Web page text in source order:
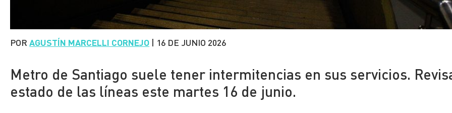
PORAGUSTÍN MARCELLI CORNEJO | 16 DE JUNIO 2026
Metro de Santiago suele tener intermitencias en sus servicios.
estado de las líneas este martes 16 de junio.